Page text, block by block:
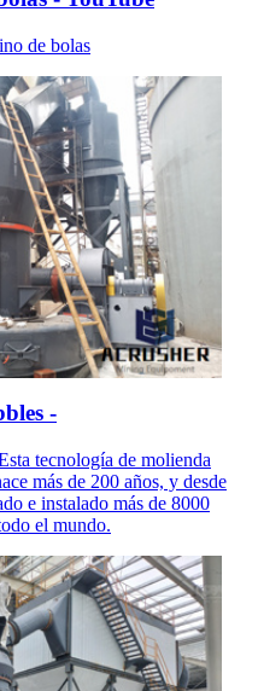
de bolas
-
tecnología de molienda
más de 200 años, y desde
e instalado más de 8000
el mundo.